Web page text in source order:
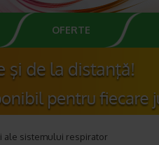
OFERTE
ale sistemului respirator